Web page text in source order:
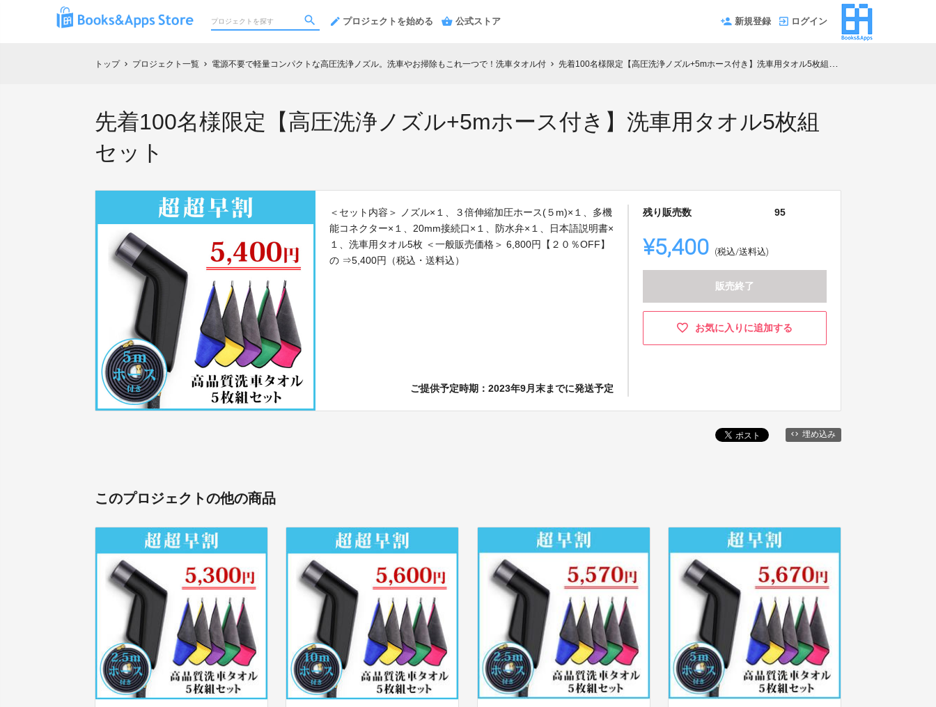
プロジェクトを始める 公式ストア 新規登録 ログイン
トップ chevron_right プロジェクト一覧 chevron_right 電源不要で軽量コンパクトな高圧洗浄ノズル。洗車やお掃除もこれ一つで！洗車タオル付 chevron_right 先着100名様限定【高圧洗浄ノズル+5mホース付き】洗車用タオル5枚組セット
先着100名様限定【高圧洗浄ノズル+5mホース付き】洗車用タオル5枚組
セット
＜セット内容＞ ノズル×１、３倍伸縮加圧ホース(５m)×１、多機
能コネクター×１、20mm接続口×１、防水弁×１、日本語説明書×
１、洗車用タオル5枚 ＜一般販売価格＞ 6,800円【２０％OFF】
の ⇒5,400円（税込・送料込）
ご提供予定時期：2023年9月末までに発送予定
残り販売数 95
¥5,400 (税込/送料込)
販売終了
お気に入りに追加する
埋め込み
このプロジェクトの他の商品